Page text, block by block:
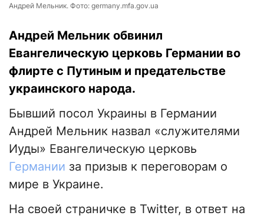
Андрей Мельник. Фото: germany.mfa.gov.ua
Андрей Мельник обвинил
Евангелическую церковь Германии во
флирте с Путиным и предательстве
украинского народа.
Бывший посол Украины в Германии
Андрей Мельник назвал «служителями
Иуды» Евангелическую церковь
Германии за призыв к переговорам о
мире в Украине.
На своей страничке в Twitter, в ответ на